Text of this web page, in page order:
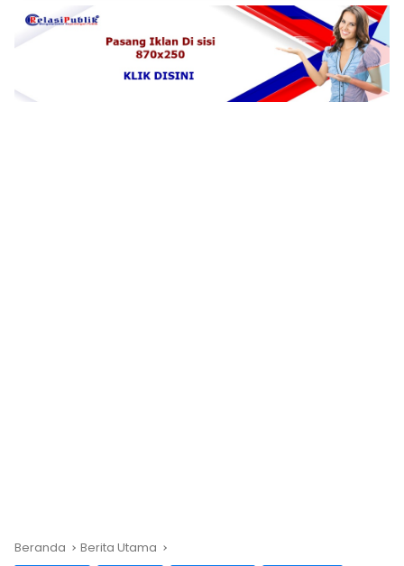
Beranda Berita Utama